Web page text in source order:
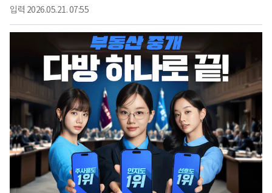
입력 2026.05.21. 07:55